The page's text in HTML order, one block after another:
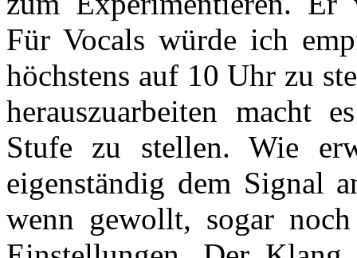
Für Vocals würde ich
höchstens auf 10 Uhr zu
herauszuarbeiten macht
Stufe zu stellen. Wie
eigenständig dem Signal
wenn gewollt, sogar